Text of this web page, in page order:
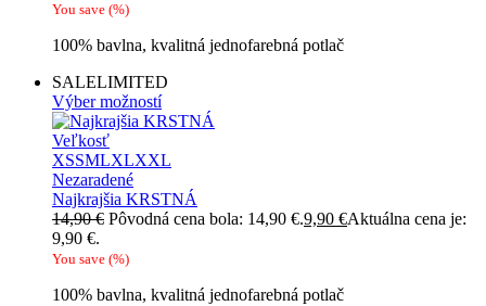
You save (%)
100% bavlna, kvalitná jednofarebná potlač
SALELIMITED
Výber možností
Veľkosť
XSSMLXLXXL
Nezaradené
Najkrajšia KRSTNÁ
14,90€ Pôvodná cena bola: 14,90 €.9,90 €Aktuálna cena je:
9,90 €.
You save (%)
100% bavlna, kvalitná jednofarebná potlač